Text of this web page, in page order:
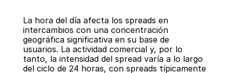
La hora del día afecta los spreads en
intercambios con una concentración
geográfica significativa en su base de
usuarios. La actividad comercial y, por lo
tanto, la intensidad del spread varía a lo largo
del ciclo de 24 horas, con spreads típicamente